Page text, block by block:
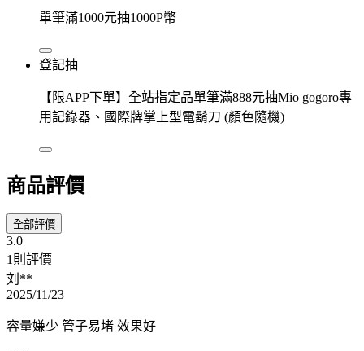
單筆滿1000元抽1000P幣
登記抽
【限APP下單】全站指定品單筆滿888元抽Mio gogoro專
用記錄器、國際牌掌上型電鬍刀 (顏色隨機)
商品評價
全部評價
3.0
1則評價
刘**
2025/11/23
容量嫌少 管子易堵 效果好